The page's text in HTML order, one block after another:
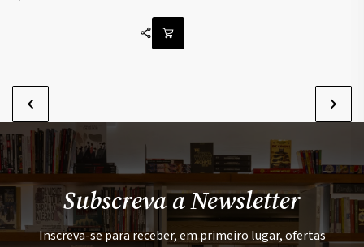
Subscreva a Newsletter
Inscreva-se para receber, em primeiro lugar, ofertas